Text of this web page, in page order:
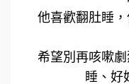
他喜歡翻肚睡
希望別再咳嗽
睡、好